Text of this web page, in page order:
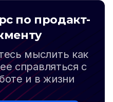
по продакт-
мыслить как
справляться с
и в жизни